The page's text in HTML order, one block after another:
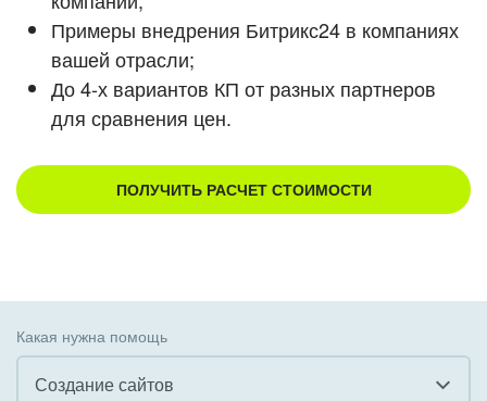
Примеры внедрения Битрикс24 в компаниях
вашей отрасли;
До 4-х вариантов КП от разных партнеров
для сравнения цен.
ПОЛУЧИТЬ РАСЧЕТ СТОИМОСТИ
Какая нужна помощь
Создание сайтов